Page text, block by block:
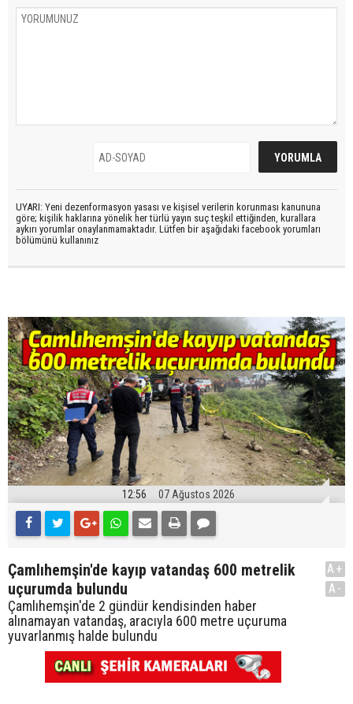
UYARI: Yeni dezenformasyon yasası ve kişisel verilerin korunması kanununa
göre; kişilik haklarına yönelik her türlü yayın suç teşkil ettiğinden, kurallara
aykırı yorumlar onaylanmamaktadır. Lütfen bir aşağıdaki facebook yorumları
bölümünü kullanınız
12:56 07 Ağustos 2026
Çamlıhemşin'de kayıp vatandaş 600 metrelik
uçurumda bulundu
Çamlıhemşin'de 2 gündür kendisinden haber
alınamayan vatandaş, aracıyla 600 metre uçuruma
yuvarlanmış halde bulundu
A+
A-